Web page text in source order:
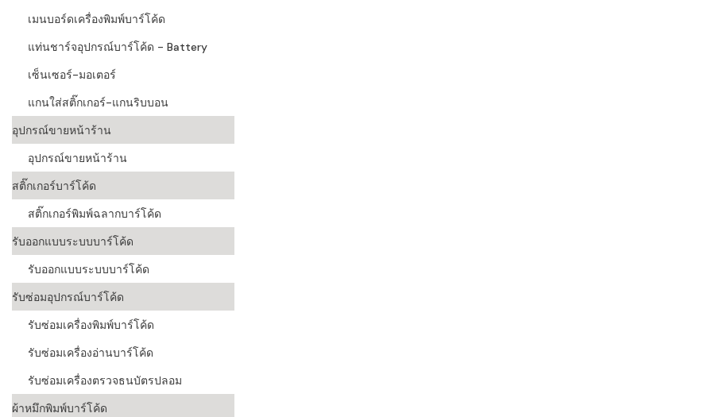
เมนบอร์ดเครื่องพิมพ์บาร์โค้ด
แท่นชาร์จอุปกรณ์บาร์โค้ด - Battery
เซ็นเซอร์-มอเตอร์
แกนใส่สติ๊กเกอร์-แกนริบบอน
อุปกรณ์ขายหน้าร้าน
อุปกรณ์ขายหน้าร้าน
สติ๊กเกอร์บาร์โค้ด
สติ๊กเกอร์พิมพ์ฉลากบาร์โค้ด
รับออกแบบระบบบาร์โค้ด
รับออกแบบระบบบาร์โค้ด
รับซ่อมอุปกรณ์บาร์โค้ด
รับซ่อมเครื่องพิมพ์บาร์โค้ด
รับซ่อมเครื่องอ่านบาร์โค้ด
รับซ่อมเครื่องตรวจธนบัตรปลอม
ผ้าหมึกพิมพ์บาร์โค้ด